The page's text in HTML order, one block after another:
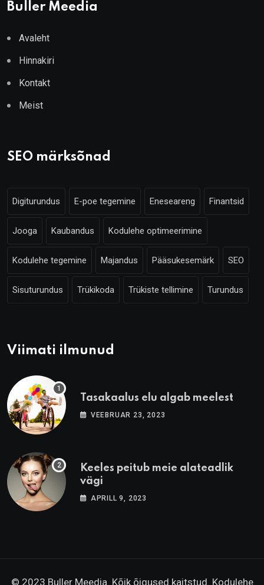
Buller Meedia
Avaleht
Hinnakiri
Kontakt
Meist
SEO märksõnad
Digiturundus E-poe tegemine Eneseareng Finantsid
Jooga Kaubandus Kodulehe optimeerimine
Kodulehe tegemine Majandus Pääsukesemärk SEO
Sisuturundus Trükikoda Trükiste tellimine Turundus
Viimati ilmunud
Tasakaalus elu algab meelest
VEEBRUAR 23, 2023
Keeles peitub meie alateadlik
vägi
APRILL 9, 2023
© 2023 Buller Meedia. Kõik õigused kaitstud. Kodulehe